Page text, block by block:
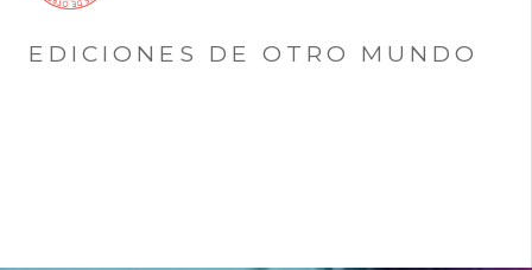
EDICIONES DE OTRO MUNDO